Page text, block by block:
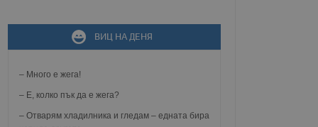
ВИЦ НА ДЕНЯ
– Много е жега!
– Е, колко пък да е жега?
– Отварям хладилника и гледам – едната бира
зададена от уеб
MVC
известно като
при затваряне
на съгласието на